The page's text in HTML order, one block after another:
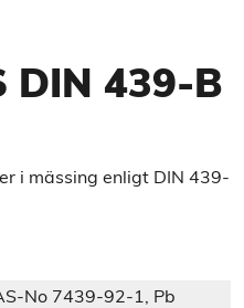
DIN 439-B
i mässing enligt DIN 439-
No 7439-92-1, Pb